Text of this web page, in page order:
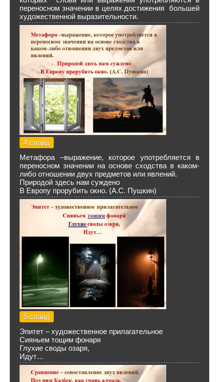
переносном значении в целях достижения большей
художественной выразительности.
4 слайд
Метафора –выражение, которое употребляется в
переносном значении на основе сходства в каком-
либо отношении двух предметов или явлений.
Природой здесь нам суждено
В Европу прорубить окно. (А.С. Пушкин)
5 слайд
Эпитет – художественное прилагательное
Сияньем тощим фонаря
Глухие своды озаря,
Идут…